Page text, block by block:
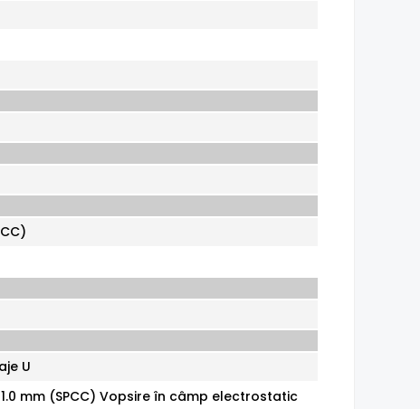
U
mm (SPCC) Vopsire în câmp electrostatic